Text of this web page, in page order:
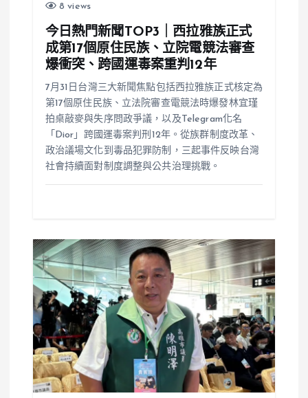
8 views
今日熱門新聞TOP3｜西拉雅族正式
成第17個原住民族、立院電競法審查
爆衝突、跨國運毒案重判12年
7月31日台灣三大新聞焦點包括西拉雅族正式核定為
第17個原住民族、立法院審查電競法時爆發林宜瑾
拍桌敲麥與失序問政爭議，以及Telegram化名
「Dior」跨國運毒案判刑12年。從族群制度改革、
政治議場文化到毒品犯罪防制，三起事件反映台灣
社會持續面對制度調整與公共治理挑戰。